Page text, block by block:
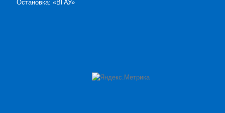
Остановка: «ВГАУ»